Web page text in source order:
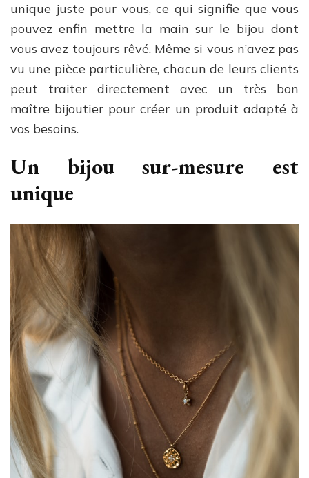
unique juste pour vous, ce qui signifie que vous
pouvez enfin mettre la main sur le bijou dont
vous avez toujours rêvé. Même si vous n’avez pas
vu une pièce particulière, chacun de leurs clients
peut traiter directement avec un très bon
maître bijoutier pour créer un produit adapté à
vos besoins.
Un bijou sur-mesure est
unique